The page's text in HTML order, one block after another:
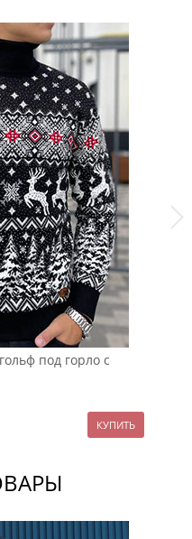
под горло с